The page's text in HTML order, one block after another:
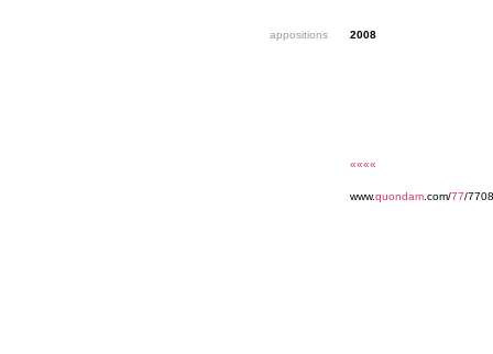
appositions 2008
««««
www.quondam .com/77/